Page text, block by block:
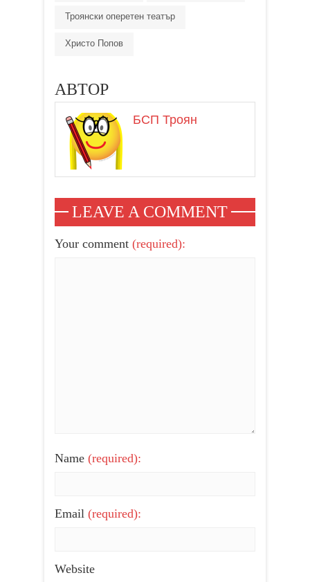
Троянски оперетен театър
Христо Попов
АВТОР
БСП Троян
LEAVE A COMMENT
Your comment (required):
Name (required):
Email (required):
Website